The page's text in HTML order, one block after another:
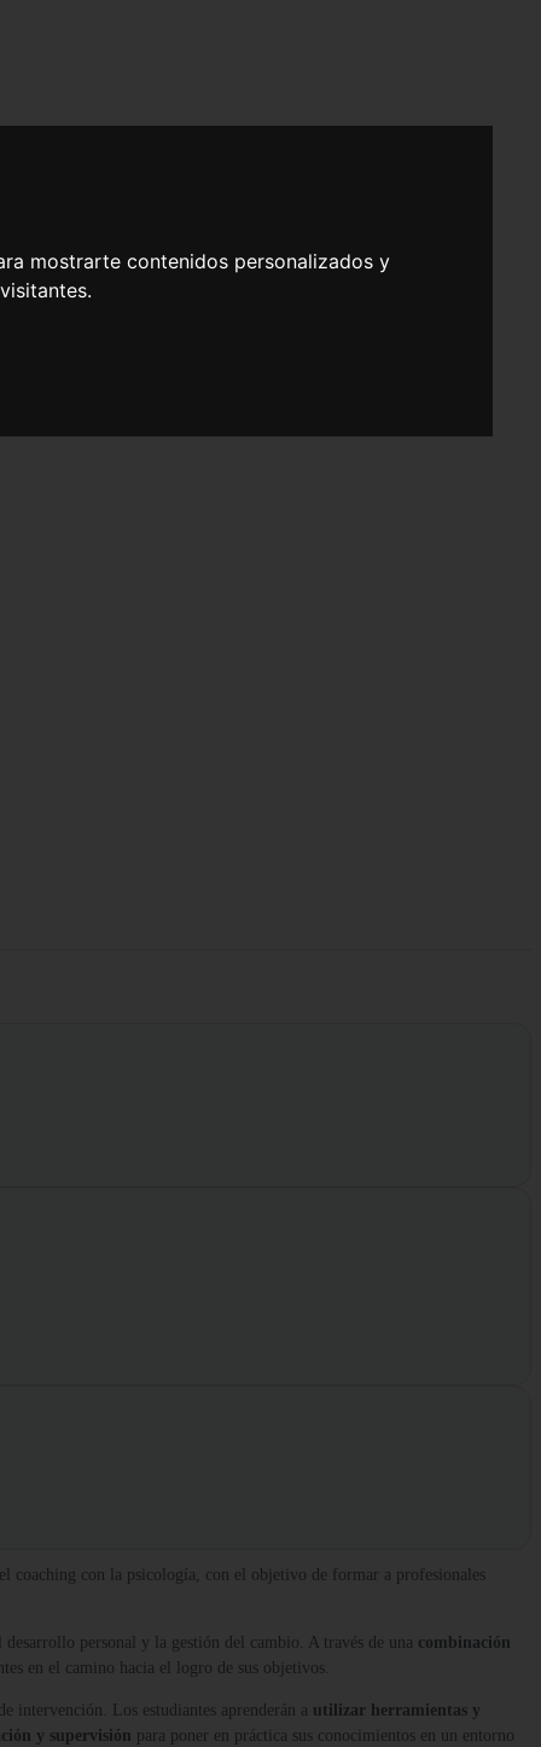
mostrarte contenidos personalizados y
coaching con la psicología, con el objetivo de formar a profesionales
personal y la gestión del cambio. A través de una combinación
en el camino hacia el logro de sus objetivos.
intervención. Los estudiantes aprenderán a utilizar herramientas y
y supervisión para poner en práctica sus conocimientos en un entorno